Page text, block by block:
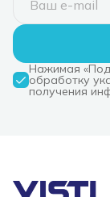
Нажимая
обработку
получения